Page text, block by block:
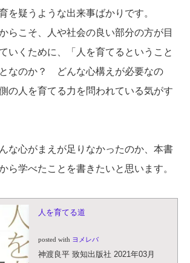
を疑うような出来事ばかりです。
らこそ、人や社会の良い部分の方が目
いくために、「人を育てるということ
なのか？ どんな心構えが必要なの
の人を育てる力を問われている気がす
な心がまえが足りなかったのか、本書
ら学べたことを書きたいと思います。
人を育てる道
posted with ヨメレバ
神渡良平 致知出版社 2021年03月